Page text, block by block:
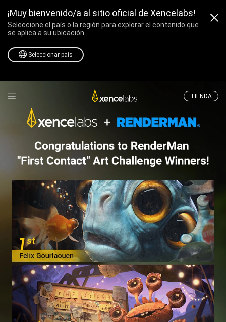
¡Muy bienvenido/a al sitio oficial de Xencelabs!
Seleccione el país o la región para explorar el contenido que
se aplica a su ubicación.
Seleccionar país
TIENDA
Tabletas y Pantallas